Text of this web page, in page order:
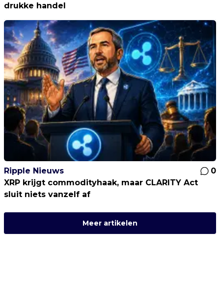
drukke handel
Ripple Nieuws
0
XRP krijgt commodityhaak, maar CLARITY Act
sluit niets vanzelf af
Meer artikelen